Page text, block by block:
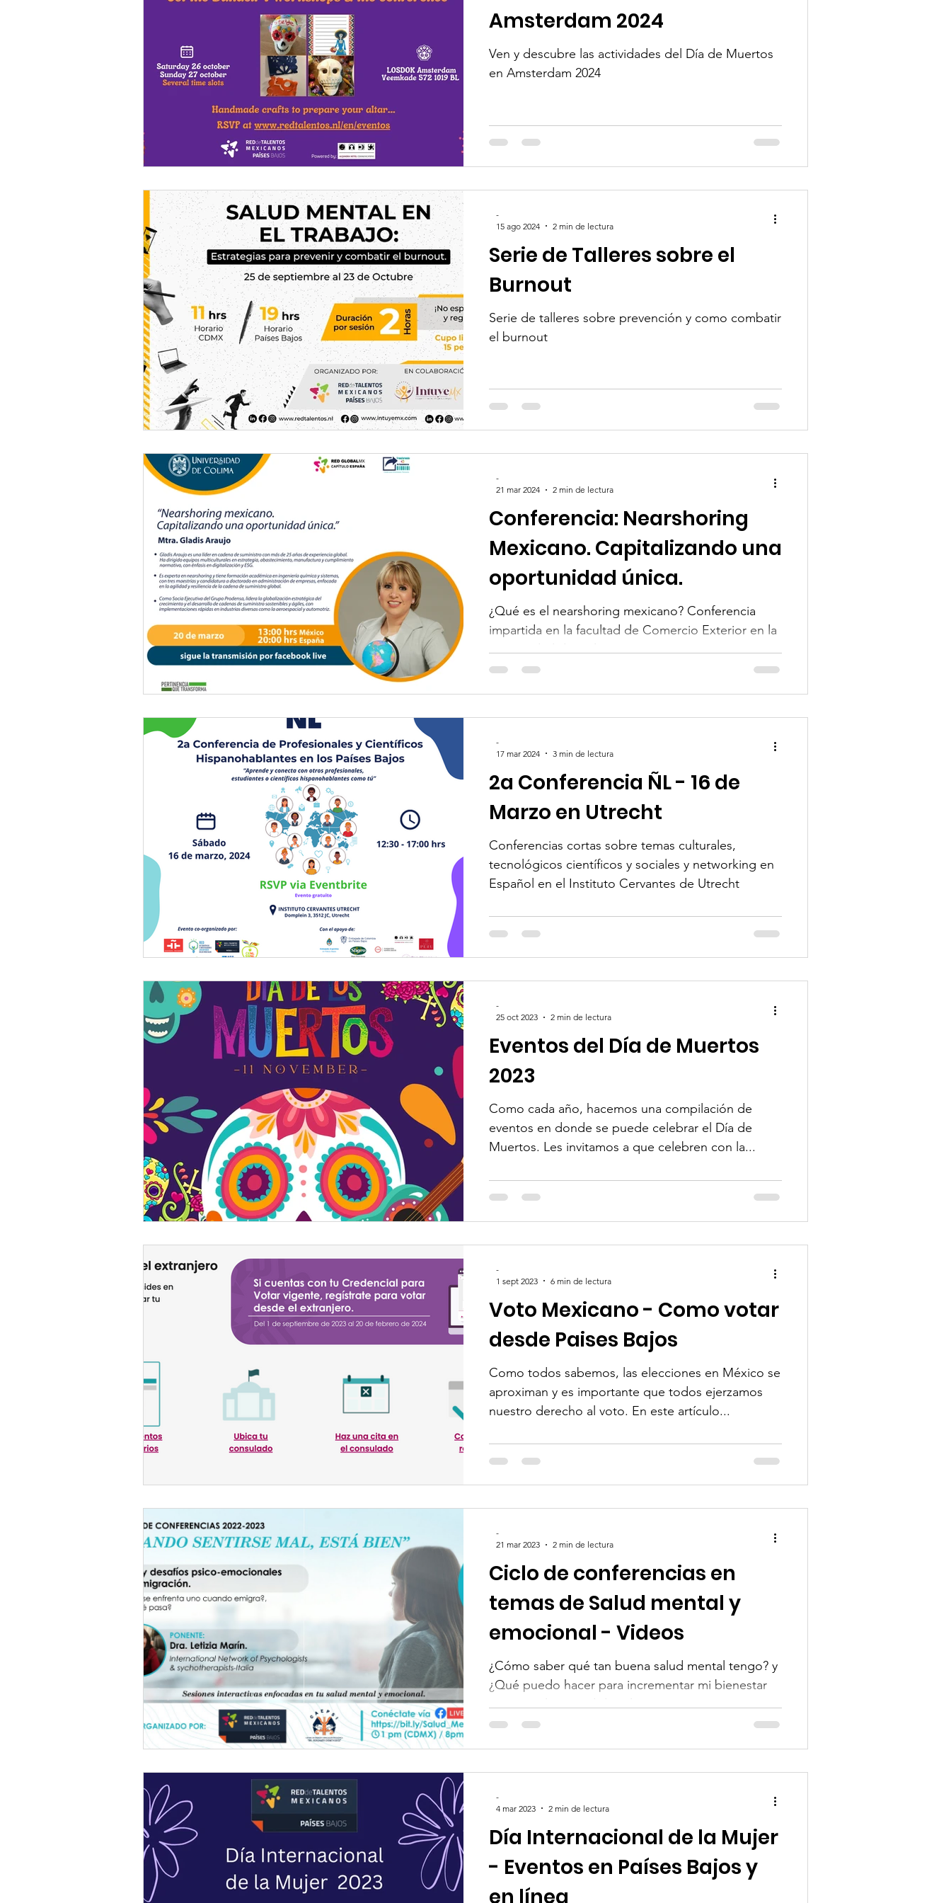
Migración Creative Industries Salud Mental Day of the Dead
Amsterdam 2024
Ven y descubre las actividades del Día de Muertos
en Amsterdam 2024
Serie de Talleres sobre el
Burnout
Serie de talleres sobre prevención y como combatir
el burnout
-
15 ago 2024
2 min de lectura
Conferencia: Nearshoring
Mexicano. Capitalizando una
oportunidad única.
¿Qué es el nearshoring mexicano? Conferencia
impartida en la facultad de Comercio Exterior en la
Universidad de Colima
-
21 mar 2024
2 min de lectura
2a Conferencia ÑL - 16 de
Marzo en Utrecht
Conferencias cortas sobre temas culturales,
tecnológicos científicos y sociales y networking en
Español en el Instituto Cervantes de Utrecht
-
17 mar 2024
3 min de lectura
Eventos del Día de Muertos
2023
Como cada año, hacemos una compilación de
eventos en donde se puede celebrar el Día de
Muertos. Les invitamos a que celebren con la...
-
25 oct 2023
2 min de lectura
Voto Mexicano - Como votar
desde Paises Bajos
Como todos sabemos, las elecciones en México se
aproximan y es importante que todos ejerzamos
nuestro derecho al voto. En este artículo...
-
1 sept 2023
6 min de lectura
Ciclo de conferencias en
temas de Salud mental y
emocional - Videos
¿Cómo saber qué tan buena salud mental tengo? y
¿Qué puedo hacer para incrementar mi bienestar
emocional? La Red de Talentos Mexicanos en...
-
21 mar 2023
2 min de lectura
Día Internacional de la Mujer
- Eventos en Países Bajos y
en línea
-
4 mar 2023
2 min de lectura